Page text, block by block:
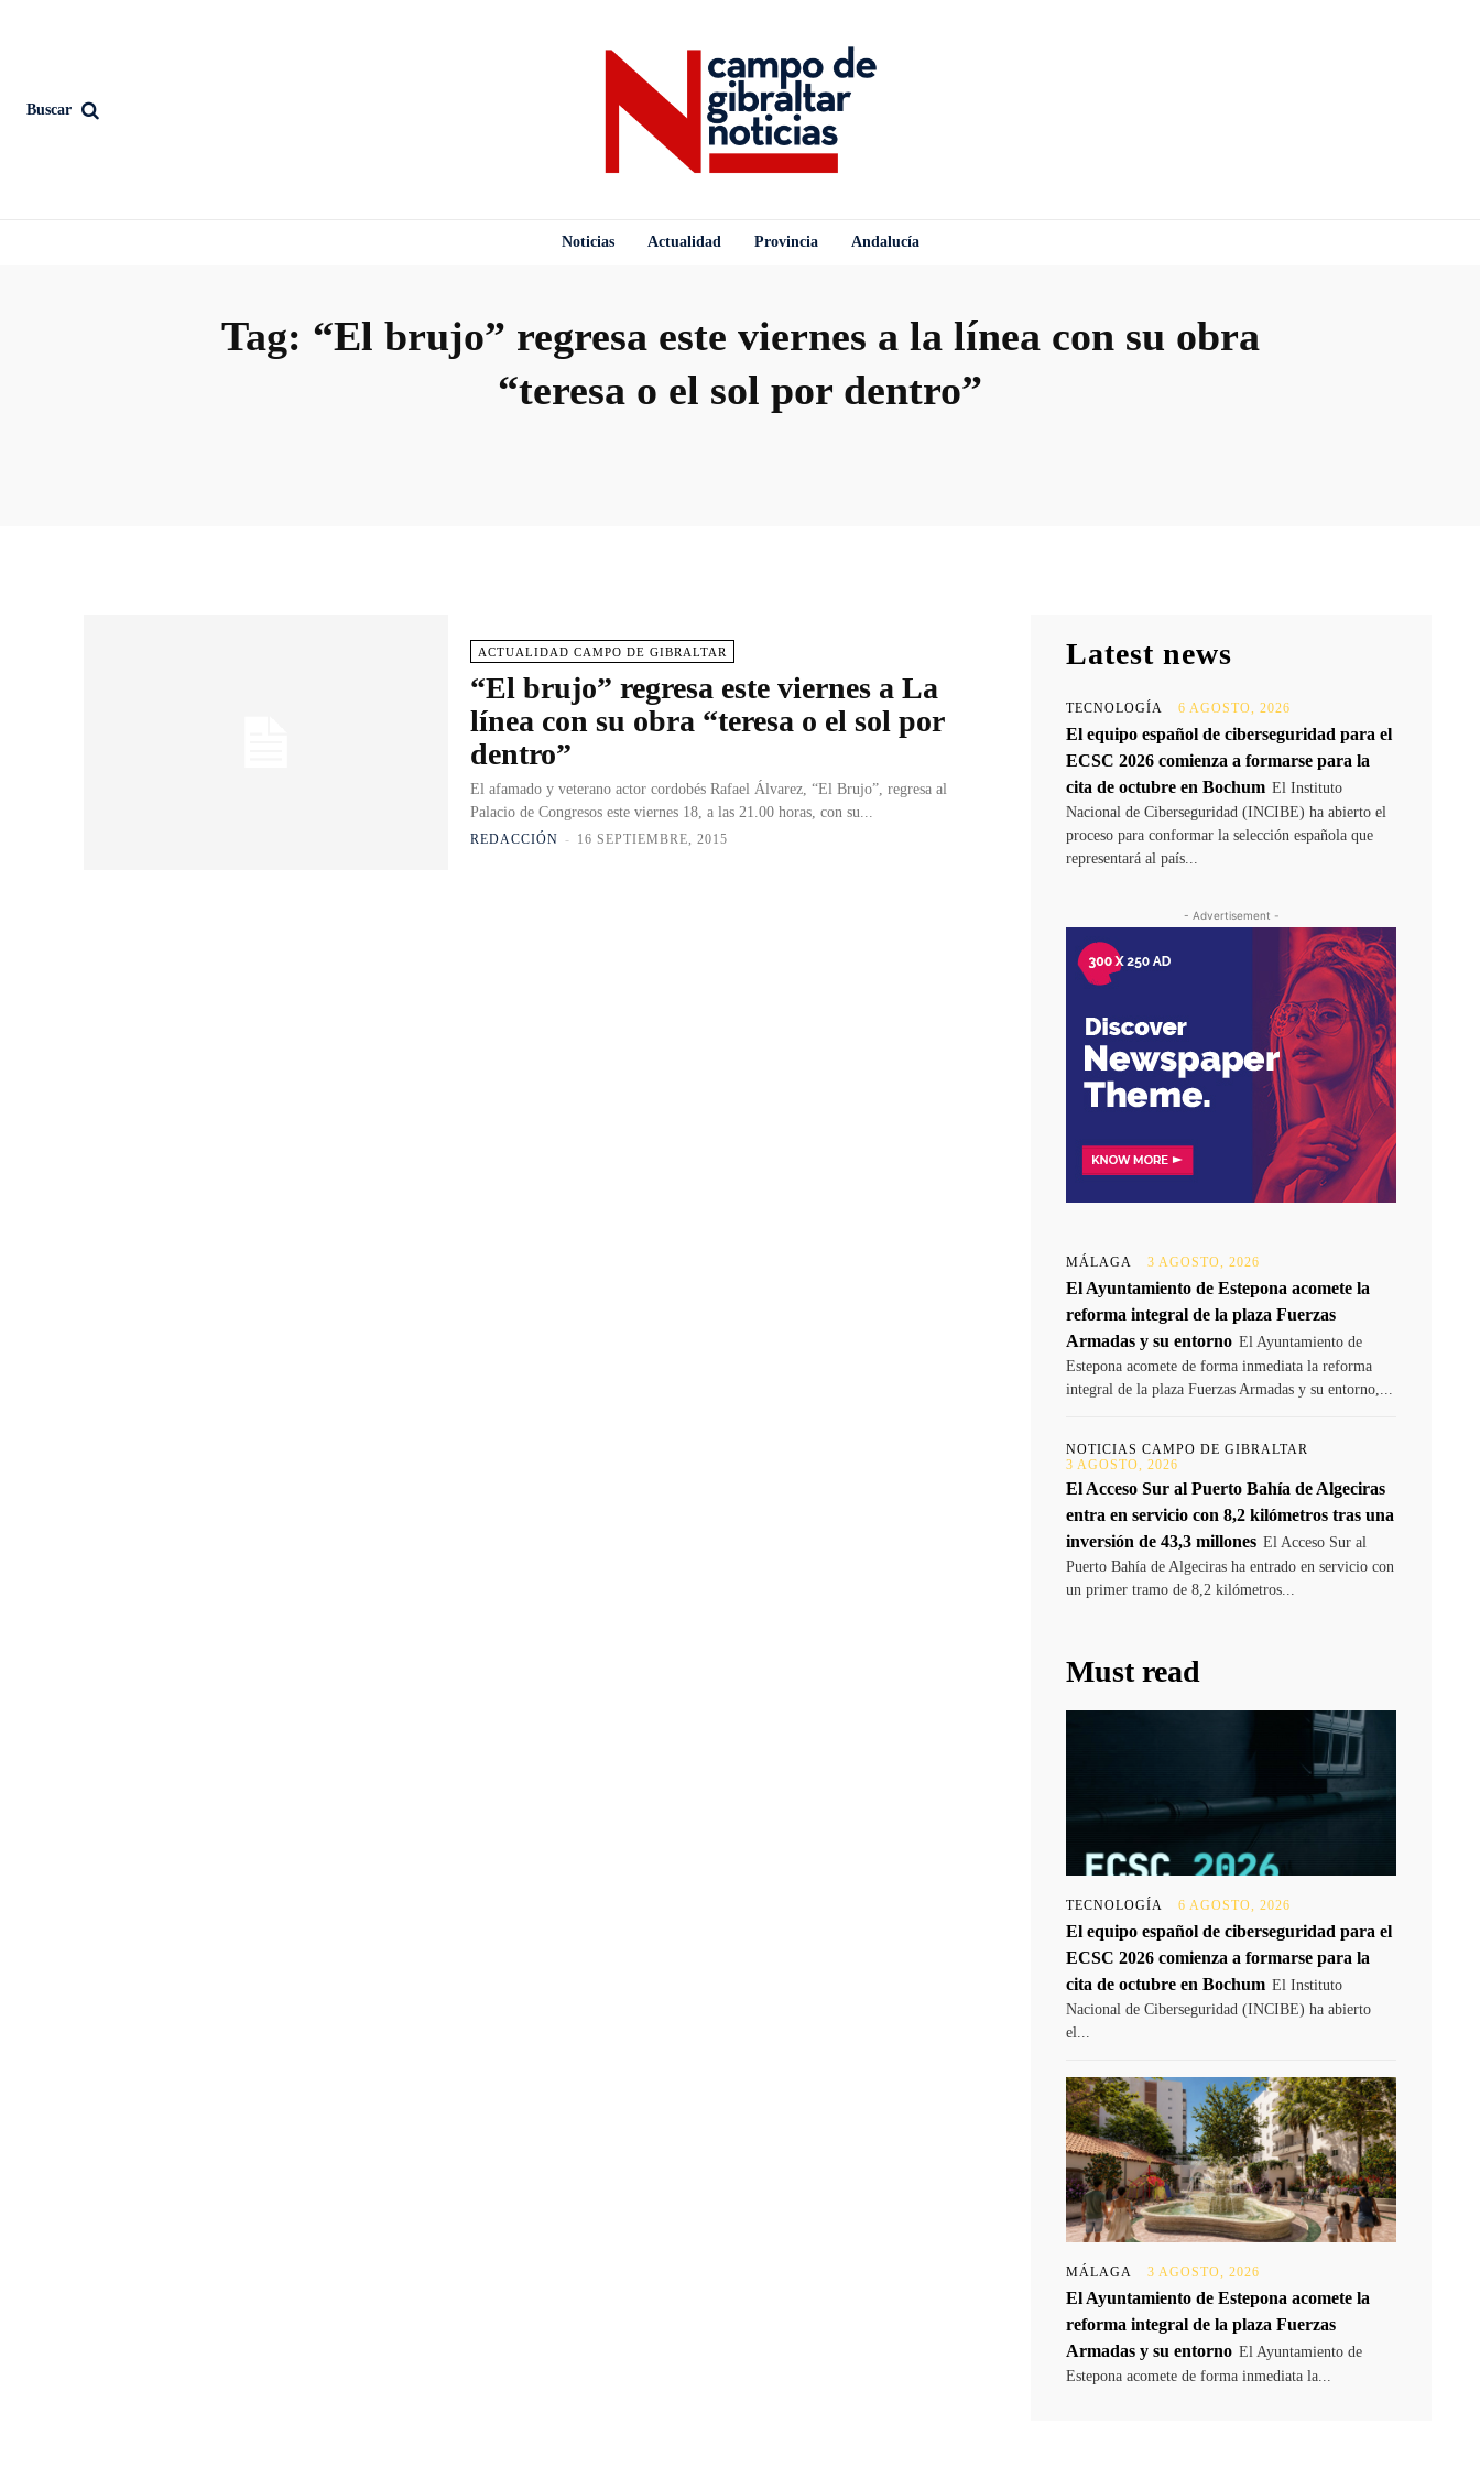
Buscar
Noticias Actualidad Provincia Andalucía
Tag: “El brujo” regresa este viernes a la línea con su obra
“teresa o el sol por dentro”
ACTUALIDAD CAMPO DE GIBRALTAR
“El brujo” regresa este viernes a La
línea con su obra “teresa o el sol por
dentro”
El afamado y veterano actor cordobés Rafael Álvarez, “El Brujo”, regresa al
Palacio de Congresos este viernes 18, a las 21.00 horas, con su...
REDACCIÓN - 16 SEPTIEMBRE, 2015
Latest news
TECNOLOGÍA 6 AGOSTO, 2026
El equipo español de ciberseguridad para el
ECSC 2026 comienza a formarse para la
cita de octubre en Bochum El Instituto
Nacional de Ciberseguridad (INCIBE) ha abierto el
proceso para conformar la selección española que
representará al país...
- Advertisement -
MÁLAGA 3 AGOSTO, 2026
El Ayuntamiento de Estepona acomete la
reforma integral de la plaza Fuerzas
Armadas y su entorno El Ayuntamiento de
Estepona acomete de forma inmediata la reforma
integral de la plaza Fuerzas Armadas y su entorno,...
NOTICIAS CAMPO DE GIBRALTAR
3 AGOSTO, 2026
El Acceso Sur al Puerto Bahía de Algeciras
entra en servicio con 8,2 kilómetros tras una
inversión de 43,3 millones El Acceso Sur al
Puerto Bahía de Algeciras ha entrado en servicio con
un primer tramo de 8,2 kilómetros...
Must read
TECNOLOGÍA 6 AGOSTO, 2026
El equipo español de ciberseguridad para el
ECSC 2026 comienza a formarse para la
cita de octubre en Bochum El Instituto
Nacional de Ciberseguridad (INCIBE) ha abierto
el...
MÁLAGA 3 AGOSTO, 2026
El Ayuntamiento de Estepona acomete la
reforma integral de la plaza Fuerzas
Armadas y su entorno El Ayuntamiento de
Estepona acomete de forma inmediata la...